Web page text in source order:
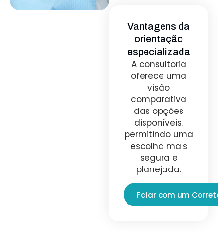
Vantagens da
orientação
especializada
A consultoria
oferece uma
visão
comparativa
das opções
disponíveis,
permitindo uma
escolha mais
segura e
planejada.
Falar com um